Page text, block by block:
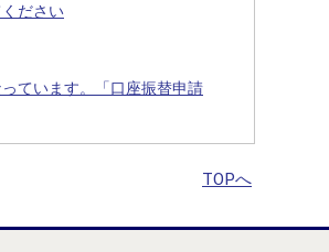
ださい
ています。「口座振替申請
TOPへ